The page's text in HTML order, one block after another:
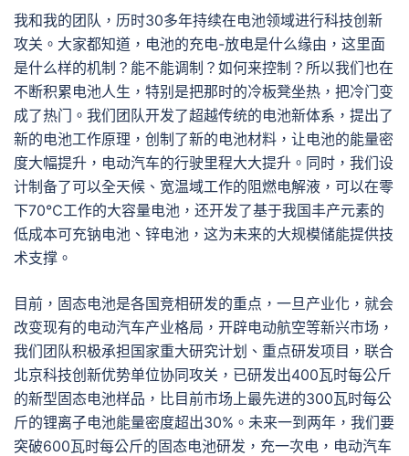
我和我的团队，历时30多年持续在电池领域进行科技创新
攻关。大家都知道，电池的充电-放电是什么缘由，这里面
是什么样的机制？能不能调制？如何来控制？所以我们也在
不断积累电池人生，特别是把那时的冷板凳坐热，把冷门变
成了热门。我们团队开发了超越传统的电池新体系，提出了
新的电池工作原理，创制了新的电池材料，让电池的能量密
度大幅提升，电动汽车的行驶里程大大提升。同时，我们设
计制备了可以全天候、宽温域工作的阻燃电解液，可以在零
下70℃工作的大容量电池，还开发了基于我国丰产元素的
低成本可充钠电池、锌电池，这为未来的大规模储能提供技
术支撑。
目前，固态电池是各国竞相研发的重点，一旦产业化，就会
改变现有的电动汽车产业格局，开辟电动航空等新兴市场，
我们团队积极承担国家重大研究计划、重点研发项目，联合
北京科技创新优势单位协同攻关，已研发出400瓦时每公斤
的新型固态电池样品，比目前市场上最先进的300瓦时每公
斤的锂离子电池能量密度超出30%。未来一到两年，我们要
突破600瓦时每公斤的固态电池研发，充一次电，电动汽车